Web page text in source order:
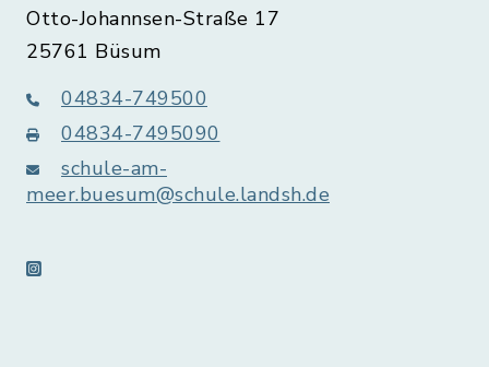
Otto-Johannsen-Straße 17
25761 Büsum
04834-749500
04834-7495090
schule-am-
meer.buesum@schule.landsh.de
instagram